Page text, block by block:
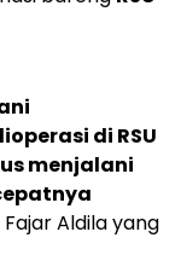
di RSU
menjalani
Aldila yang